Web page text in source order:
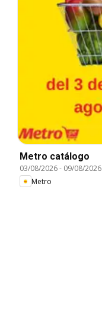
Metro catálogo
03/08/2026- 09/08/2026
Metro